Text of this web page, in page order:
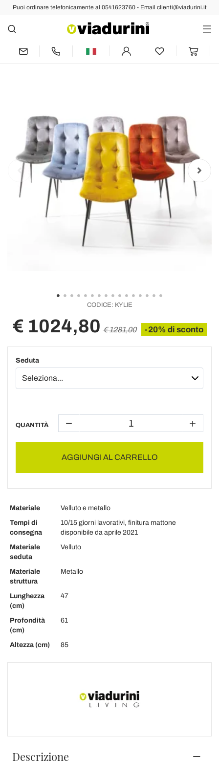
Puoi ordinare telefonicamente al 0541623760 - Email clienti@viadurini.it
Indietro Prec Succ
Sedia Rivestita in Velluto Antimacchia
per Sala da Pranzo, 4 Pezzi - Kylie
CODICE: KYLIE
€ 1024,80 € 1281,00 -20% di sconto
Seduta
QUANTITÀ
AGGIUNGI AL CARRELLO
Materiale
Velluto e metallo
Tempi di
consegna
10/15 giorni lavorativi, finitura mattone
disponibile da aprile 2021
Materiale
seduta
Velluto
Materiale
struttura
Metallo
Lunghezza
(cm)
47
Profondità
(cm)
61
Altezza (cm) 85
Descrizione